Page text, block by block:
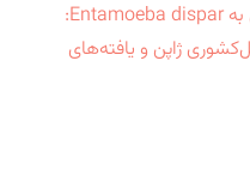
بررسی پاسخ‌های ایمنی مخاطی به Entamoeba dispar:
ژاپن و یافته‌های